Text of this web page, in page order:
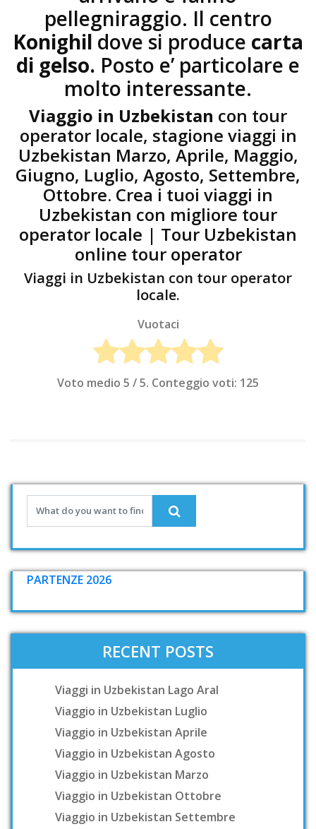
pellegniraggio. Il centro
Konighil dove si produce carta
di gelso. Posto e’ particolare e
molto interessante.
Viaggio in Uzbekistan con tour
operator locale, stagione viaggi in
Uzbekistan Marzo, Aprile, Maggio,
Giugno, Luglio, Agosto, Settembre,
Ottobre. Crea i tuoi viaggi in
Uzbekistan con migliore tour
operator locale | Tour Uzbekistan
online tour operator
Viaggi in Uzbekistan con tour operator
locale.
Vuotaci
Voto medio 5 / 5. Conteggio voti: 125
PARTENZE 2026
RECENT POSTS
Viaggi in Uzbekistan Lago Aral
Viaggio in Uzbekistan Luglio
Viaggio in Uzbekistan Aprile
Viaggio in Uzbekistan Agosto
Viaggio in Uzbekistan Marzo
Viaggio in Uzbekistan Ottobre
Viaggio in Uzbekistan Settembre